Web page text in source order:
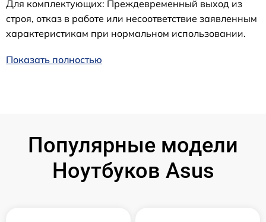
Для комплектующих: Преждевременный выход из
строя, отказ в работе или несоответствие заявленным
характеристикам при нормальном использовании.
Показать полностью
Популярные модели
Ноутбуков Asus